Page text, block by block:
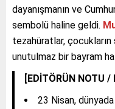
dayanışmanın ve
sembolü haline geldi.
tezahüratlar,
unutulmaz bir bayram
[EDİTÖRÜN NOTU /
23 Nisan,